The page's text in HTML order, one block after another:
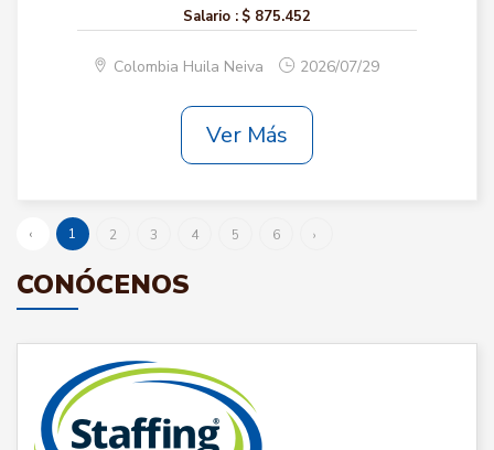
Salario : $ 875.452
Colombia Huila Neiva 2026/07/29
Ver Más
‹ 1 2 3 4 5 6 ›
CONÓCENOS